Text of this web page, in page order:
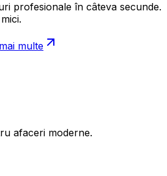
profesionale în câteva secunde.
multe
afaceri moderne.